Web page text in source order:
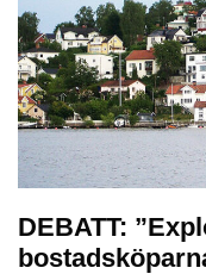
DEBATT: